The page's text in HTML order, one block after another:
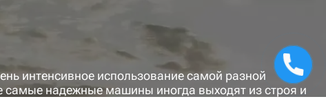
интенсивное использование самой разной
самые надежные машины иногда выходят из строя и